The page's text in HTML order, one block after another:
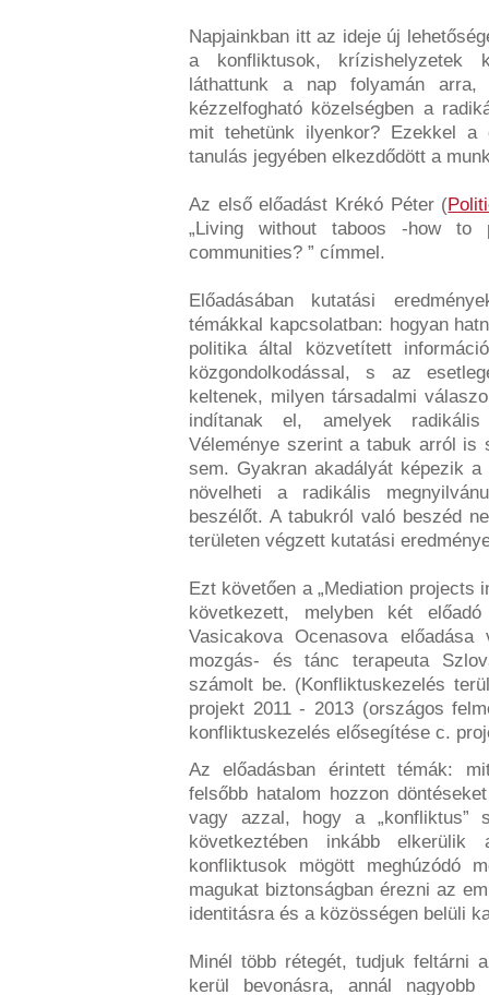
Napjainkban itt az ideje új
a konfliktusok, krízishelyzetek
láthattunk a nap folyamán arra,
kézzelfogható közelségben a
mit tehetünk ilyenkor? Ezekkel
tanulás jegyében elkezdődött a
Az első előadást Krékó Péter (
„Living without taboos -how to
communities? ” címmel.
Előadásában kutatási
témákkal kapcsolatban: hogyan
politika által közvetített
közgondolkodással, s az
keltenek, milyen társadalmi
indítanak el, amelyek radikális
Véleménye szerint a tabuk arról is
sem. Gyakran akadályát képezik
növelheti a radikális
beszélőt. A tabukról való beszéd
területen végzett kutatási
Ezt követően a „Mediation projects
következett, melyben két
Vasicakova Ocenasova
mozgás- és tánc terapeuta
számolt be. (Konfliktuskezelés
projekt 2011 - 2013 (országos
konfliktuskezelés elősegítése c.
Az előadásban érintett témák:
felsőbb hatalom hozzon
vagy azzal, hogy a „konfliktus”
következtében inkább
konfliktusok mögött meghúzódó
magukat biztonságban érezni az
identitásra és a közösségen belüli
Minél több rétegét, tudjuk feltárni
kerül bevonásra, annál